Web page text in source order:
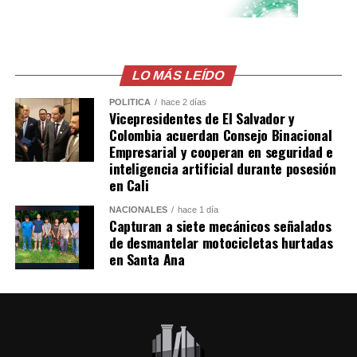
relaciones diplomáticas.
Sheinbaum también indicó que Chávez viajó a México en
un avión militar y calificó la entrega del salvoconducto
como «una acción de buena voluntad» de la presidenta
Keiko Fujimori.
Comparte esto:
Facebook X
Me gusta esto:
LO MÁS LEÍDO
POLÍTICA hace 2 días
Vicepresidentes de El Salvador y
Colombia acuerdan Consejo Binacional
Empresarial y cooperan en seguridad e
inteligencia artificial durante posesión
en Cali
NACIONALES hace 1 día
Capturan a siete mecánicos señalados
de desmantelar motocicletas hurtadas
en Santa Ana